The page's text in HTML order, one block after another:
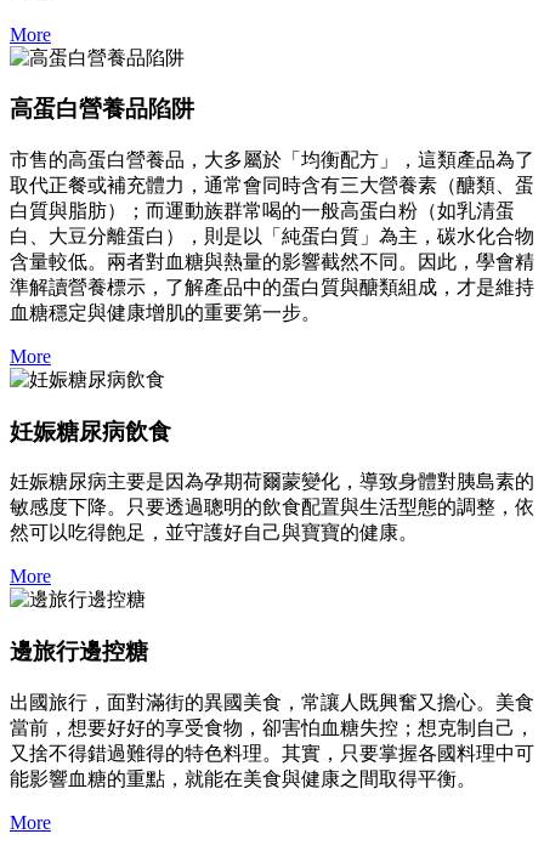
More
高蛋白營養品陷阱
市售的高蛋白營養品，大多屬於「均衡配方」，這類產品為了
取代正餐或補充體力，通常會同時含有三大營養素（醣類、蛋
白質與脂肪）；而運動族群常喝的一般高蛋白粉（如乳清蛋
白、大豆分離蛋白），則是以「純蛋白質」為主，碳水化合物
含量較低。兩者對血糖與熱量的影響截然不同。因此，學會精
準解讀營養標示，了解產品中的蛋白質與醣類組成，才是維持
血糖穩定與健康增肌的重要第一步。
More
妊娠糖尿病飲食
妊娠糖尿病主要是因為孕期荷爾蒙變化，導致身體對胰島素的
敏感度下降。只要透過聰明的飲食配置與生活型態的調整，依
然可以吃得飽足，並守護好自己與寶寶的健康。
More
邊旅行邊控糖
出國旅行，面對滿街的異國美食，常讓人既興奮又擔心。美食
當前，想要好好的享受食物，卻害怕血糖失控；想克制自己，
又捨不得錯過難得的特色料理。其實，只要掌握各國料理中可
能影響血糖的重點，就能在美食與健康之間取得平衡。
More